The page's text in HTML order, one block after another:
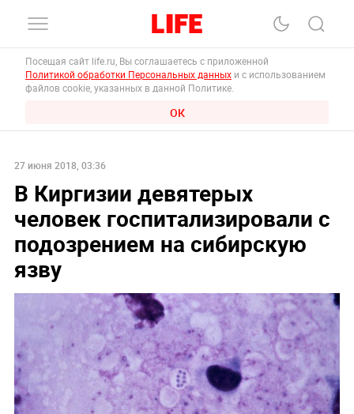
Посещая сайт life.ru, Вы соглашаетесь с приложенной
Политикой обработки Персональных данных и с использованием
файлов cookie, указанных в данной Политике.
ОК
27 июня 2018, 03:36
В Киргизии девятерых
человек госпитализировали с
подозрением на сибирскую
язву